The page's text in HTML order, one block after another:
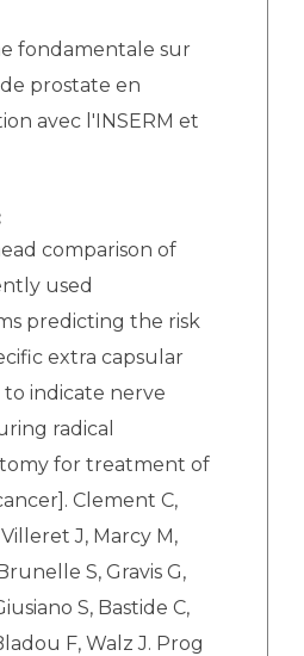
fondamentale sur
prostate en
avec l'INSERM et
comparison of
used
predicting the risk
extra capsular
indicate nerve
radical
for treatment of
Clement C,
J, Marcy M,
S, Gravis G,
S, Bastide C,
F, Walz J. Prog